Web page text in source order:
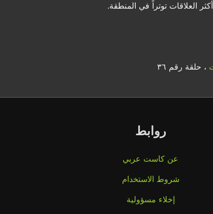
العلاقات توتراً في المنطقة.
، حلقة رقم ٣٦
روابط
عن كاست عربي
شروط الاستخدام
إخلاء مسؤولية